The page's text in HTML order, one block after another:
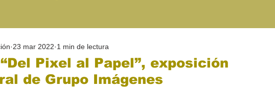
Pixel al Papel”, exposición
de Grupo Imágenes
23 mar 2022 1 min de lectura